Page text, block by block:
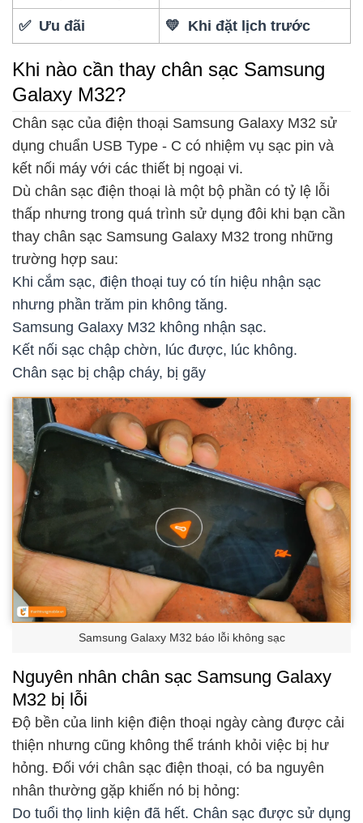
✅ Ưu đãi 💛 Khi đặt lịch trước
Khi nào cần thay chân sạc Samsung
Galaxy M32?
Chân sạc của điện thoại Samsung Galaxy M32 sử
dụng chuẩn USB Type - C có nhiệm vụ sạc pin và
kết nối máy với các thiết bị ngoại vi.
Dù chân sạc điện thoại là một bộ phần có tỷ lệ lỗi
thấp nhưng trong quá trình sử dụng đôi khi bạn cần
thay chân sạc Samsung Galaxy M32 trong những
trường hợp sau:
Khi cắm sạc, điện thoại tuy có tín hiệu nhận sạc
nhưng phần trăm pin không tăng.
Samsung Galaxy M32 không nhận sạc.
Kết nối sạc chập chờn, lúc được, lúc không.
Chân sạc bị chập cháy, bị gãy
Samsung Galaxy M32 báo lỗi không sạc
Nguyên nhân chân sạc Samsung Galaxy
M32 bị lỗi
Độ bền của linh kiện điện thoại ngày càng được cải
thiện nhưng cũng không thể tránh khỏi việc bị hư
hỏng. Đối với chân sạc điện thoại, có ba nguyên
nhân thường gặp khiến nó bị hỏng:
Do tuổi thọ linh kiện đã hết. Chân sạc được sử dụng